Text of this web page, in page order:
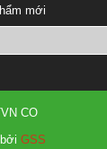
mới
CO
GSS